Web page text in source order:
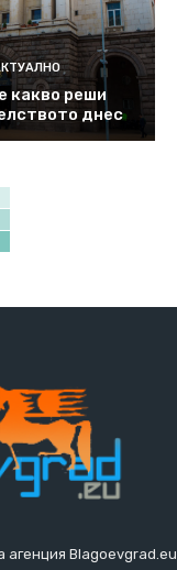
какво реши
днес
Blagoevgrad.eu